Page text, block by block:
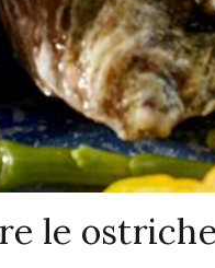
le